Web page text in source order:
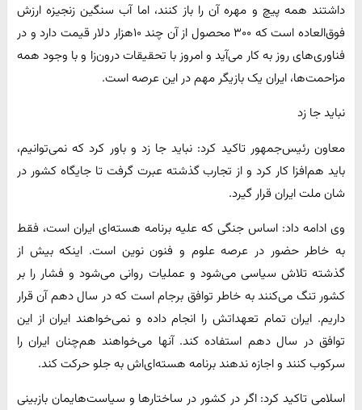
داشتند همه پیچ و مهره‌ آن را باز کنند، اما آب سنگین زنجیزه ارزش
فوق‌العاده است که ۳۰۰ محصول از آن چند ۱۰هزار دلار قیمت دارد و در
فناوری‌های روز به کار می‌آید و امروز با تحقیقات درون‌زا و با وجود همه
مزاحمت‌ها، ایران یک بازیگر مهم در این عرصه است.
نباید جا زد
معاون رئیس‌جمهور تاکید کرد: نباید جا زد و باور کرد که نمی‌توانیم،
باید هم‌افزا کار کرد و از تجارب گذشته عبرت گرفت تا جایگاه کشور در
شان ملت ایران قرار گیرد.
وی ادامه داد: اساس جنگی که علیه برنامه هسته‌ای ایران است، فقط
به خاطر حضور در عرصه علوم و فنون نوین است. اینکه بیش از
گذشته تلاش سیاسی می‌شود و عملیات روانی می‌شود و فشار را بر
کشور تنگ می‌کنند به خاطر توافق برجام است که در سال دهم آن قرار
داریم. ایران تمام تعهداتش را انجام داده و نمی‌خواهند ایران از این
توافق در سال دهم استفاده کند. آنها می‌خواهند هم‌چنان ایران را
سرکوب کنند و اجازه ندهند برنامه هسته‌ای‌اش به جلو حرکت کند.
اسلامی تاکید کرد: اگر در کشور در ساختارها و سیاست‌هایمان بازبینی